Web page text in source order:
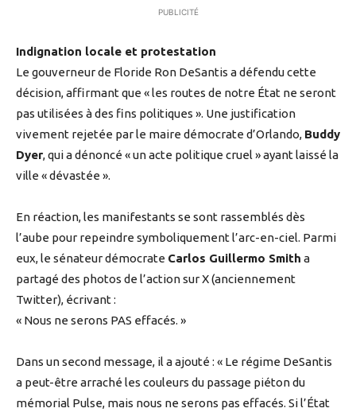
PUBLICITÉ
Indignation locale et protestation
Le gouverneur de Floride Ron DeSantis a défendu cette
décision, affirmant que « les routes de notre État ne seront
pas utilisées à des fins politiques ». Une justification
vivement rejetée par le maire démocrate d’Orlando, Buddy
Dyer, qui a dénoncé « un acte politique cruel » ayant laissé la
ville « dévastée ».
En réaction, les manifestants se sont rassemblés dès
l’aube pour repeindre symboliquement l’arc-en-ciel. Parmi
eux, le sénateur démocrate Carlos Guillermo Smith a
partagé des photos de l’action sur X (anciennement
Twitter), écrivant :
« Nous ne serons PAS effacés. »
Dans un second message, il a ajouté : « Le régime DeSantis
a peut-être arraché les couleurs du passage piéton du
mémorial Pulse, mais nous ne serons pas effacés. Si l’État